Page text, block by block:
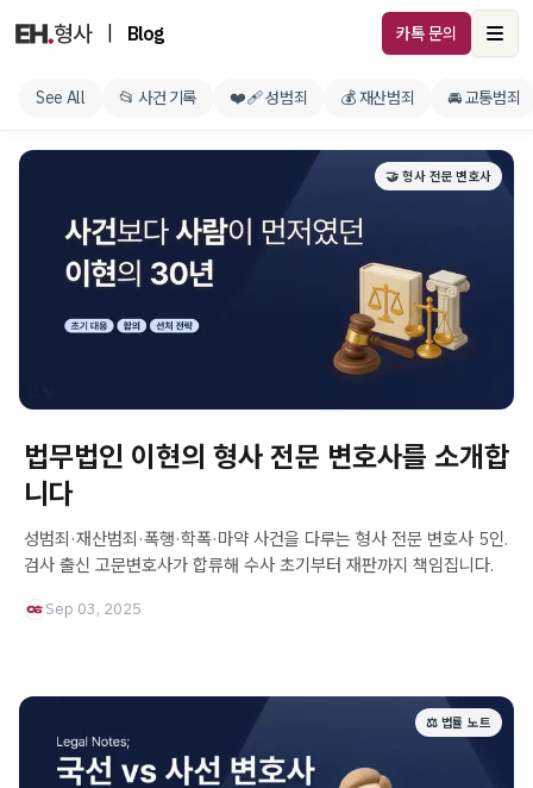
Blog 카톡 문의
See All 📂 사건 기록 ❤️‍🩹 성범죄 💰 재산범죄 🚘 교통범죄
🤝 형사 전문 변호사
법무법인 이현의 형사 전문 변호사를 소개합
니다
성범죄·재산범죄·폭행·학폭·마약 사건을 다루는 형사 전문 변호사 5인.
검사 출신 고문변호사가 합류해 수사 초기부터 재판까지 책임집니다.
Sep 03, 2025
⚖️ 법률 노트